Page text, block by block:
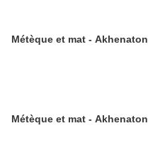
Métèque et mat -
Métèque et mat - Akhenaton